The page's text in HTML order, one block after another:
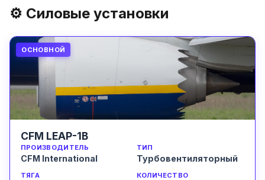
⚙️ Силовые установки
ОСНОВНОЙ
CFM LEAP-1B
ПРОИЗВОДИТЕЛЬ
CFM International
ТИП
Турбовентиляторный
ТЯГА КОЛИЧЕСТВО